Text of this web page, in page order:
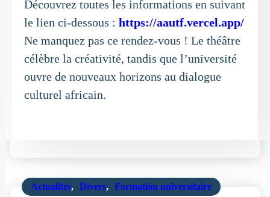
Découvrez toutes les informations en suivant
le lien ci-dessous : https://aautf.vercel.app/
Ne manquez pas ce rendez-vous ! Le théâtre
célèbre la créativité, tandis que l’université
ouvre de nouveaux horizons au dialogue
culturel africain.
Actualités, Divers, Formation universitaire